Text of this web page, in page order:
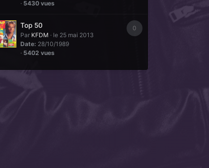
· 5430 vues
0
Top 50
Par KFDM · le 25 mai 2013
Date: 28/10/1989
· 5402 vues